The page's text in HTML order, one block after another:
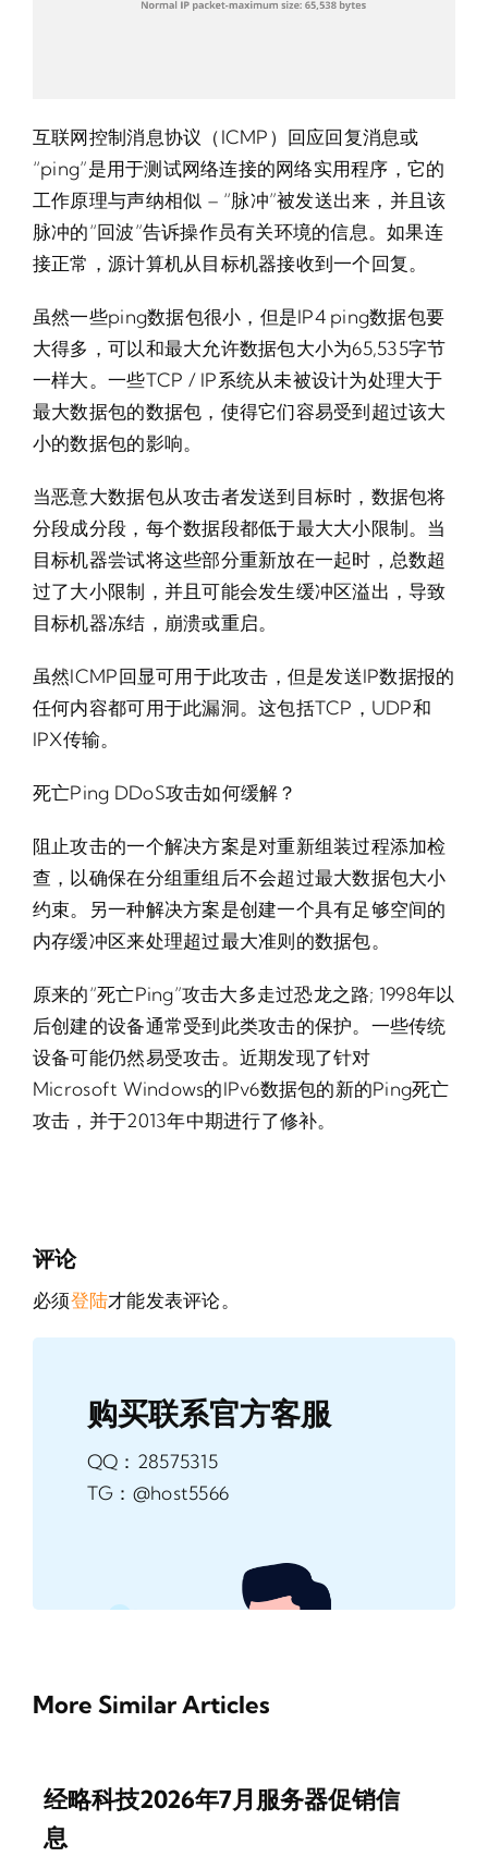
互联网控制消息协议（ICMP）回应回复消息或
“ping”是用于测试网络连接的网络实用程序，它的
工作原理与声纳相似 – “脉冲”被发送出来，并且该
脉冲的“回波”告诉操作员有关环境的信息。如果连
接正常，源计算机从目标机器接收到一个回复​​。
虽然一些ping数据包很小，但是IP4 ping数据包要
大得多，可以和最大允许数据包大小为65,535字节
一样大。一些TCP / IP系统从未被设计为处理大于
最大数据包的数据包，使得它们容易受到超过该大
小的数据包的影响。
当恶意大数据包从攻击者发送到目标时，数据包将
分段成分段，每个数据段都低于最大大小限制。当
目标机器尝试将这些部分重新放在一起时，总数超
过了大小限制，并且可能会发生缓冲区溢出，导致
目标机器冻结，崩溃或重启。
虽然ICMP回显可用于此攻击，但是发送IP数据报的
任何内容都可用于此漏洞。这包括TCP，UDP和
IPX传输。
死亡Ping DDoS攻击如何缓解？
阻止攻击的一个解决方案是对重新组装过程添加检
查，以确保在分组重组后不会超过最大数据包大小
约束。另一种解决方案是创建一个具有足够空间的
内存缓冲区来处理超过最大准则的数据包。
原来的“死亡Ping”攻击大多走过恐龙之路; 1998年以
后创建的设备通常受到此类攻击的保护。一些传统
设备可能仍然易受攻击。近期发现了针对
Microsoft Windows的IPv6数据包的新的Ping死亡
攻击，并于2013年中期进行了修补。
评论
必须登陆才能发表评论。
购买联系官方客服
QQ：28575315
TG：@host5566
More Similar Articles
经略科技2026年7月服务器促销信
息